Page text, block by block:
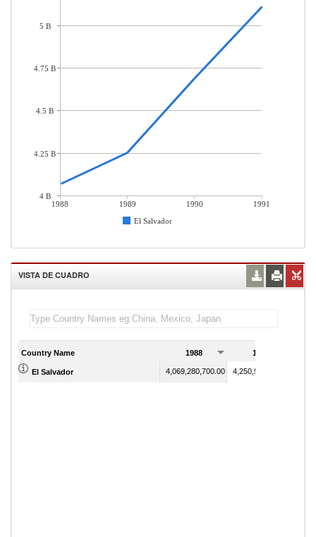
1988 1989 1990
1991
El Salvador
5 B
4.75 B
4.5 B
4.25 B
4 B
VISTA DE CUADRO
Country Name 1988 1989
El Salvador 4,069,280,700.00 4,250,907,600.00